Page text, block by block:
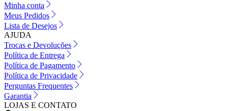
Minha conta
Meus Pedidos
Lista de Desejos
AJUDA
Trocas e Devoluções
Política de Entrega
Política de Pagamento
Política de Privacidade
Perguntas Frequentes
Garantia
LOJAS E CONTATO